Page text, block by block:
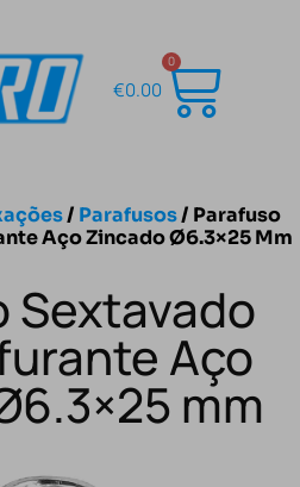
€0.00
0
/ Parafusos/ Parafuso
Aço Zincado Ø6.3×25 Mm
Sextavado
Aço
mm